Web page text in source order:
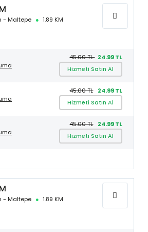
- Maltepe 1.89 KM
45.00 TL 24.99 TL
Hizmeti Satın Al
45.00 TL 24.99 TL
Hizmeti Satın Al
45.00 TL 24.99 TL
Hizmeti Satın Al
- Maltepe 1.89 KM